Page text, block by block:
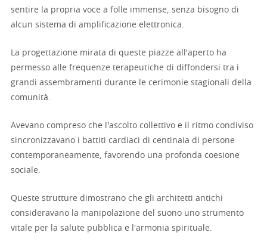
sentire la propria voce a folle immense, senza bisogno di
alcun sistema di amplificazione elettronica.
La progettazione mirata di queste piazze all'aperto ha
permesso alle frequenze terapeutiche di diffondersi tra i
grandi assembramenti durante le cerimonie stagionali della
comunità.
Avevano compreso che l'ascolto collettivo e il ritmo condiviso
sincronizzavano i battiti cardiaci di centinaia di persone
contemporaneamente, favorendo una profonda coesione
sociale.
Queste strutture dimostrano che gli architetti antichi
consideravano la manipolazione del suono uno strumento
vitale per la salute pubblica e l'armonia spirituale.